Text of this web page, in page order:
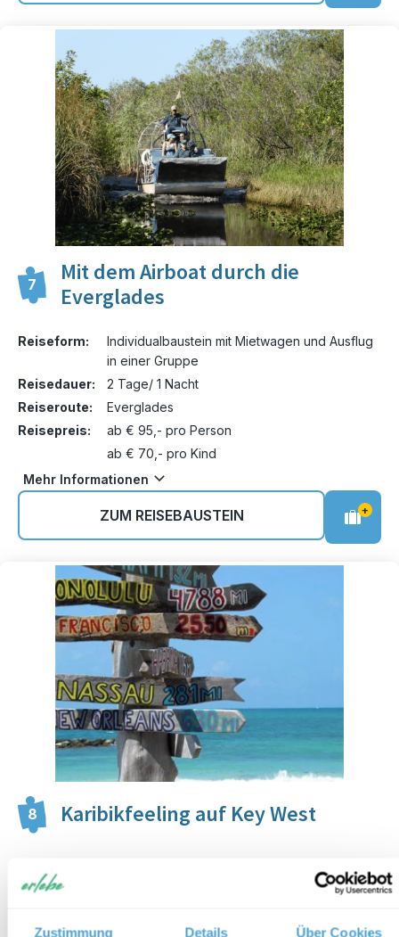
Zustimmung Details Über Cookies
7
Mit dem Airboat durch die
Everglades
Reiseform:
Individualbaustein mit Mietwagen und Ausflug
in einer Gruppe
Reisedauer:
2 Tage/ 1 Nacht
Reiseroute:
Everglades
Reisepreis:
ab € 95,- pro Person
ab € 70,- pro Kind
Mehr Informationen
ZUM REISEBAUSTEIN +
8 Karibikfeeling auf Key West
Reisedauer:
Reisepreis:
ab € 350,- pro Person